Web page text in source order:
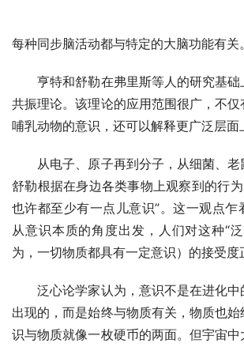
每种同步脑活动都与特定的大脑功能有关。
亨特和舒勒在弗里斯等人的研究基础
共振理论。该理论的应用范围很广，不
哺乳动物的意识，还可以解释更广泛层面
从电子、原子再到分子，从细菌、老
舒勒根据在身边各类事物上观察到的行
也许都至少有一点儿意识”。这一观点乍
从意识本质的角度出发，人们对这种“
为，一切物质都具有一定意识）的接受度
泛心论学家认为，意识不是在进化中
出现的，而是始终与物质有关，物质也
识与物质就像一枚硬币的两面。但宇宙